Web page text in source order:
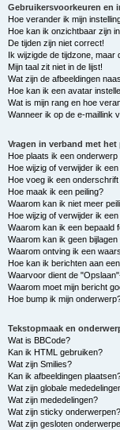
Gebruikersvoorkeuren en
Hoe verander ik mijn
Hoe kan ik onzichtbaar zijn
De tijden zijn niet correct!
Ik wijzigde de tijdzone, maar
Mijn taal zit niet in de lijst!
Wat zijn de afbeeldingen
Hoe kan ik een avatar
Wat is mijn rang en hoe
Wanneer ik op de e-maillink
Vragen in verband met
Hoe plaats ik een
Hoe wijzig of verwijder ik
Hoe voeg ik een
Hoe maak ik een peiling?
Waarom kan ik niet meer
Hoe wijzig of verwijder ik een
Waarom kan ik een bepaald
Waarom kan ik geen
Waarom ontving ik een
Hoe kan ik berichten aan
Waarvoor dient de
Waarom moet mijn bericht
Hoe bump ik mijn
Tekstopmaak en
Wat is BBCode?
Kan ik HTML gebruiken?
Wat zijn Smilies?
Kan ik afbeeldingen
Wat zijn globale
Wat zijn mededelingen?
Wat zijn sticky onderwerpen?
Wat zijn gesloten